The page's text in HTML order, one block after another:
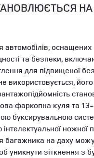
НА
автомобілів, оснащених
та безпеки,
для підвищеної
використовується,
фаркопна куля та 13-
буксирувальною
ножної
багажника на даху
уникнути зіткнення з